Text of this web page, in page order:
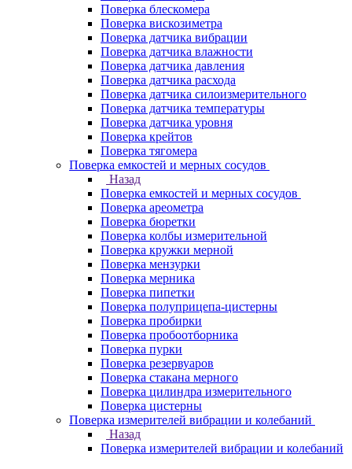
Поверка блескомера
Поверка вискозиметра
Поверка датчика вибрации
Поверка датчика влажности
Поверка датчика давления
Поверка датчика расхода
Поверка датчика силоизмерительного
Поверка датчика температуры
Поверка датчика уровня
Поверка крейтов
Поверка тягомера
Поверка емкостей и мерных сосудов
Назад
Поверка емкостей и мерных сосудов
Поверка ареометра
Поверка бюретки
Поверка колбы измерительной
Поверка кружки мерной
Поверка мензурки
Поверка мерника
Поверка пипетки
Поверка полуприцепа-цистерны
Поверка пробирки
Поверка пробоотборника
Поверка пурки
Поверка резервуаров
Поверка стакана мерного
Поверка цилиндра измерительного
Поверка цистерны
Поверка измерителей вибрации и колебаний
Назад
Поверка измерителей вибрации и колебаний